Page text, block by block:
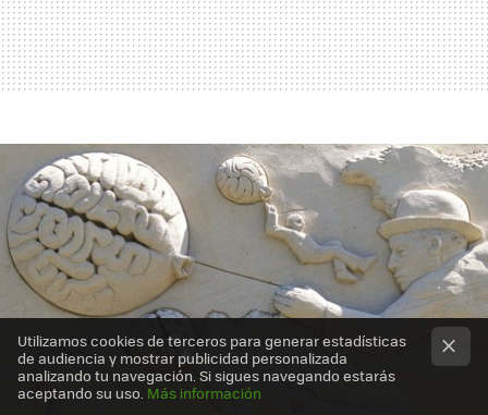
Utilizamos cookies de terceros para generar estadísticas
de audiencia y mostrar publicidad personalizada
analizando tu navegación. Si sigues navegando estarás
aceptando su uso. Más información